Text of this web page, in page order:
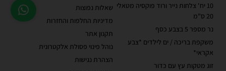
10 יח' צלחות נייר ורוד פוקסיה מטאלי
20 ס"מ
נר מספר 5 בצבע כסף
משקפת בריכה / ים לילדים *צבע
אקראי*
זוג מטקות עץ עם כדור
שאלות נפוצות
מדיניות החלפות והחזרות
תקנון אתר
נוהל פינוי פסולת אלקטרונית
הצהרת נגישות